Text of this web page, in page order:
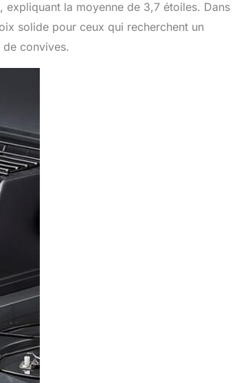
la moyenne de 3,7 étoiles. Dans
solide pour ceux qui recherchent un
convives.